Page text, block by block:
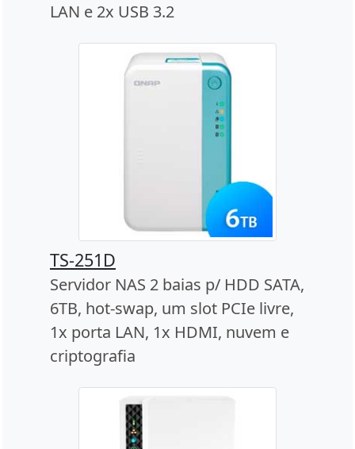
LAN e 2x USB 3.2
TS-251D
Servidor NAS 2 baias p/ HDD SATA,
6TB, hot-swap, um slot PCIe livre,
1x porta LAN, 1x HDMI, nuvem e
criptografia